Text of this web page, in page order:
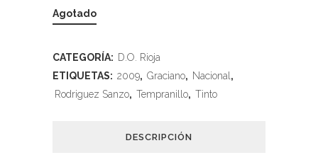
Agotado
CATEGORÍA: D.O. Rioja
ETIQUETAS: 2009, Graciano, Nacional,
Rodriguez Sanzo, Tempranillo, Tinto
DESCRIPCIÓN